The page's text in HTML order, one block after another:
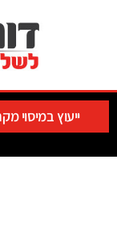
ייעוץ במיסוי